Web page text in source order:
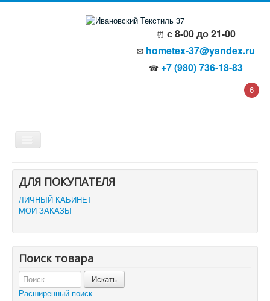
⏰ с 8-00 до 21-00
✉ hometex-37@yandex.ru
☎ +7 (980) 736-18-83
6
Главная
О компании
Политика безопасности
Пользовательское соглашение
Корзина
Отложенные товары
Вы здесь: Главная
ДЛЯ ПОКУПАТЕЛЯ
ЛИЧНЫЙ КАБИНЕТ
МОИ ЗАКАЗЫ
Поиск товара
Расширенный поиск